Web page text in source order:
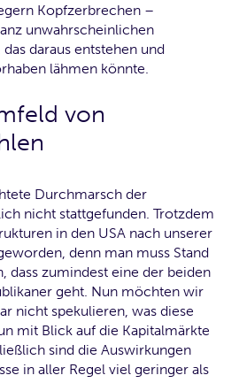
Kopfzerbrechen –
unwahrscheinlichen
daraus entstehen und
lähmen könnte.
von
Durchmarsch der
nicht stattgefunden. Trotzdem
in den USA nach unserer
denn man muss Stand
dass zumindest eine der beiden
geht. Nun möchten wir
nicht spekulieren, was diese
mit Blick auf die Kapitalmärkte
sind die Auswirkungen
in aller Regel viel geringer als